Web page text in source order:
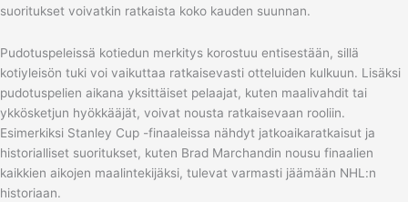
suoritukset voivatkin ratkaista koko kauden suunnan.
Pudotuspeleissä kotiedun merkitys korostuu entisestään, sillä
kotiyleisön tuki voi vaikuttaa ratkaisevasti otteluiden kulkuun. Lisäksi
pudotuspelien aikana yksittäiset pelaajat, kuten maalivahdit tai
ykkösketjun hyökkääjät, voivat nousta ratkaisevaan rooliin.
Esimerkiksi Stanley Cup -finaaleissa nähdyt jatkoaikaratkaisut ja
historialliset suoritukset, kuten Brad Marchandin nousu finaalien
kaikkien aikojen maalintekijäksi, tulevat varmasti jäämään NHL:n
historiaan.